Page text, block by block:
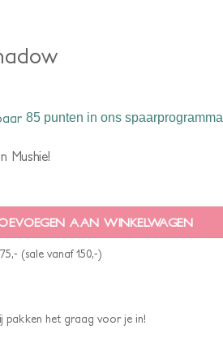
85 punten in ons spaarprogramma
Mushie!
AAN WINKELWAGEN
(sale vanaf 150,-)
pakken het graag voor je in!